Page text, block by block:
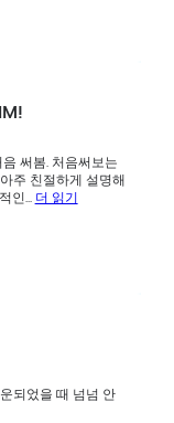
써봄. 처음써보는
주 친절하게 설명해
인... 더 읽기
되었을 때 넘넘 안